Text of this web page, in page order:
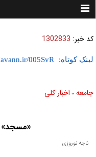
Toggle
کد خبر: 1302833
لینک کوتاه:
جامعه » اخبار كلی
«مسجد»
ناجه نوروزی